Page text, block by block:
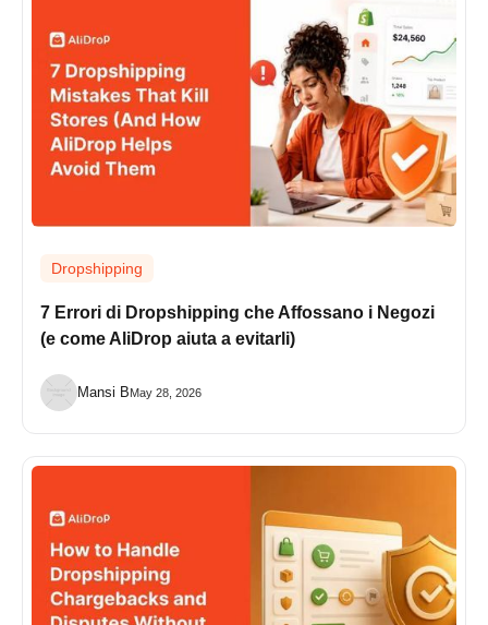
Dropshipping
7 Errori di Dropshipping che Affossano i Negozi
(e come AliDrop aiuta a evitarli)
Mansi BMay 28, 2026